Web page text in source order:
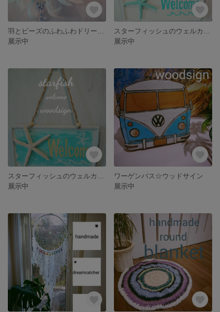
展示中
展示中
展示中
ワーゲンバス☆ウッドサイン
展示中